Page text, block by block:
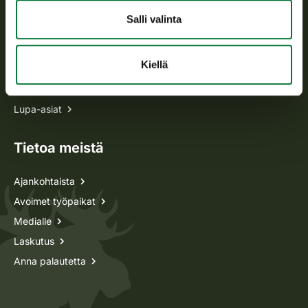
Salli valinta
Kiellä
Oma riista -asiat
Lupa-asiat
Tietoa meistä
Ajankohtaista
Avoimet työpaikat
Medialle
Laskutus
Anna palautetta